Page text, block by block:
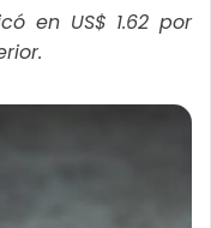
en US$ 1.62 por